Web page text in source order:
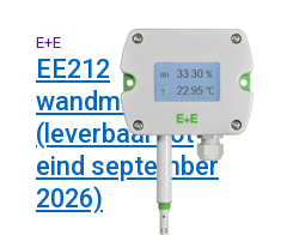
E+E
EE212
wandmodellen
(leverbaar tot
eind september
2026)